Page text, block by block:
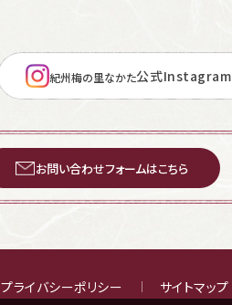
紀州梅の里なかた公式Instagram
お問い合わせフォームはこちら
プライバシーポリシー サイトマップ